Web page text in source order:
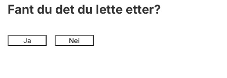
Andre tema
Fant du det du lette etter?
Ja Nei